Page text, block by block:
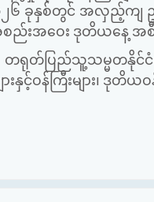
၆ ခုနှစ်တွင် အလှည့်ကျ
စည်းအဝေး ဒုတိယနေ့ အစီ
ရုတ်ပြည်သူ့သမ္မတနိုင်ငံ
င့်ဝန်ကြီးများ၊ ဒုတိယ